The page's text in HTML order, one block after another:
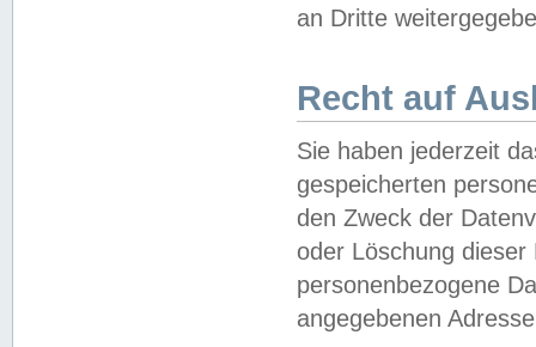
an Dritte
Recht auf
Sie haben jederzeit
gespeicherten
den Zweck der
oder Löschung
personenbezogene
angegebenen